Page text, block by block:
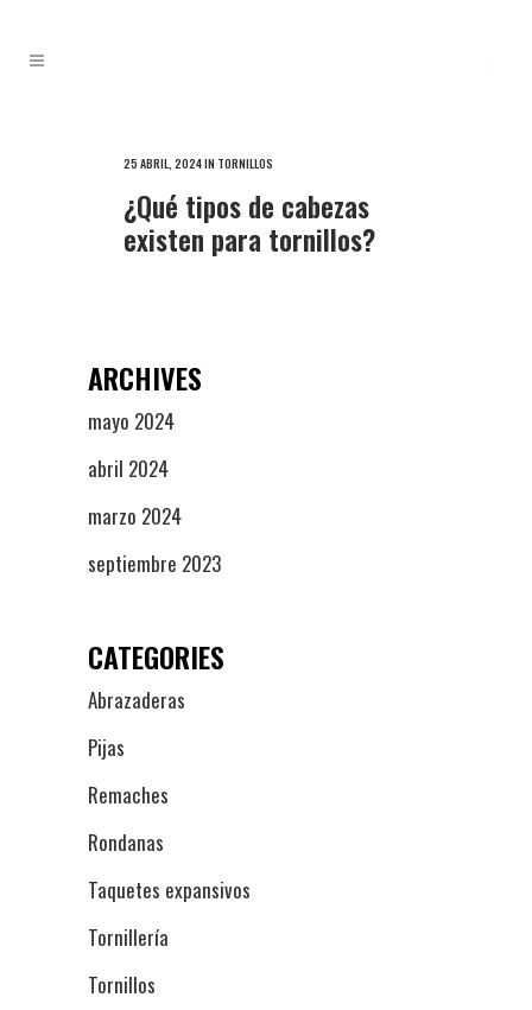
25 ABRIL, 2024IN TORNILLOS
¿Qué tipos de cabezas
existen para tornillos?
ARCHIVES
mayo 2024
abril 2024
marzo 2024
septiembre 2023
CATEGORIES
Abrazaderas
Pijas
Remaches
Rondanas
Taquetes expansivos
Tornillería
Tornillos